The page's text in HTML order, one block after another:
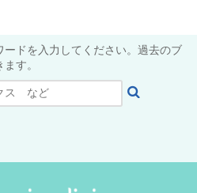
ドを入力してください。過去のブ
す。